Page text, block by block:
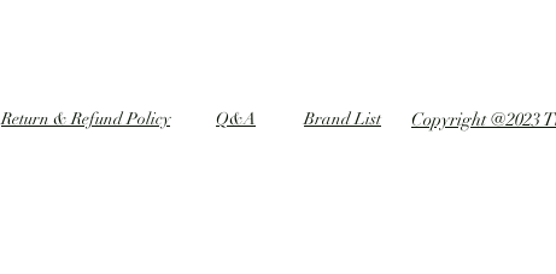
Return & Refund Policy Q&A Brand List Copyright @2023